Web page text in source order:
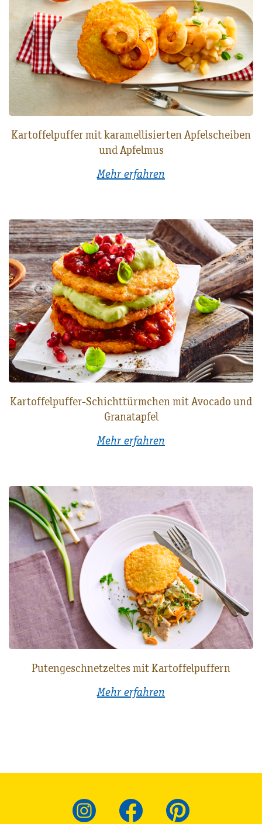
Kartoffelpuffer mit karamellisierten Apfelscheiben
und Apfelmus
Mehr erfahren
Kartoffelpuffer-Schichttürmchen mit Avocado und
Granatapfel
Mehr erfahren
Putengeschnetzeltes mit Kartoffelpuffern
Mehr erfahren